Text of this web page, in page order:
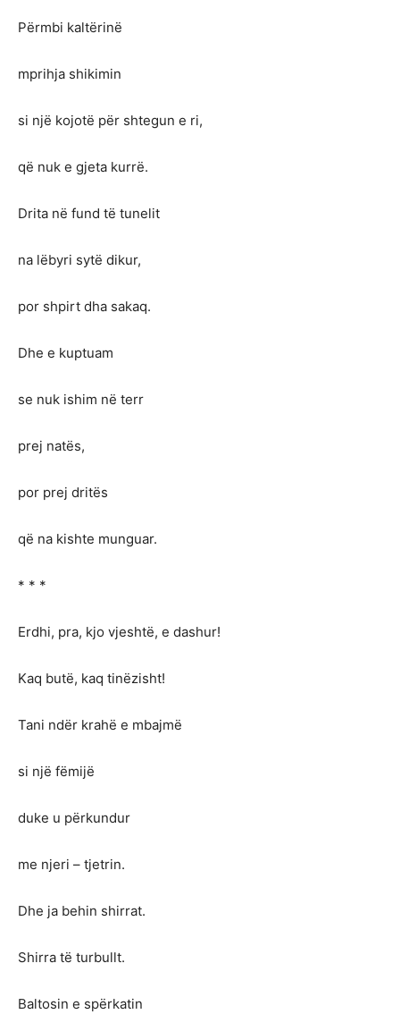
Përmbi kaltërinë
mprihja shikimin
si një kojotë për shtegun e ri,
që nuk e gjeta kurrë.
Drita në fund të tunelit
na lëbyri sytë dikur,
por shpirt dha sakaq.
Dhe e kuptuam
se nuk ishim në terr
prej natës,
por prej dritës
që na kishte munguar.
* * *
Erdhi, pra, kjo vjeshtë, e dashur!
Kaq butë, kaq tinëzisht!
Tani ndër krahë e mbajmë
si një fëmijë
duke u përkundur
me njeri – tjetrin.
Dhe ja behin shirrat.
Shirra të turbullt.
Baltosin e spërkatin